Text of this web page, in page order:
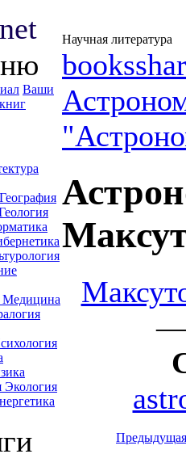
Научная литература
Ваши
География
Медицина
Экология
—
Предыдущая